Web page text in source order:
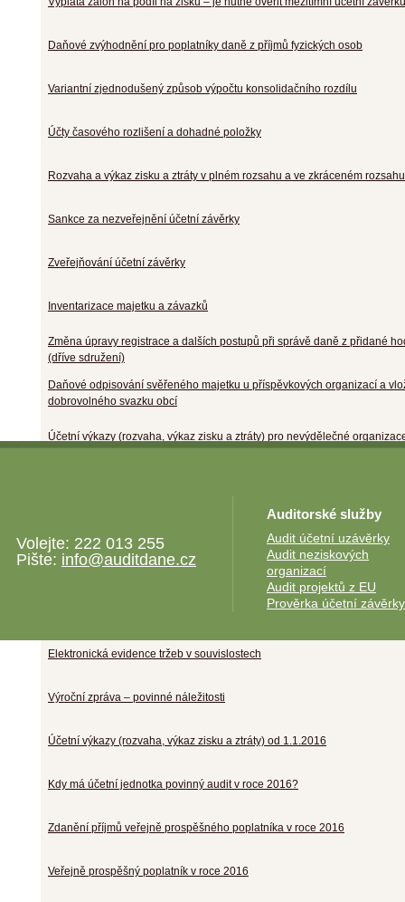
Daňové zvýhodnění pro poplatníky daně z příjmů fyzických osob
Variantní zjednodušený způsob výpočtu konsolidačního rozdílu
Účty časového rozlišení a dohadné položky
Rozvaha a výkaz zisku a ztráty v plném rozsahu a ve zkráceném rozsahu
Sankce za nezveřejnění účetní závěrky
Zveřejňování účetní závěrky
Inventarizace majetku a závazků
Změna úpravy registrace a dalších postupů při správě daně z přidané
(dříve sdružení)
Daňové odpisování svěřeného majetku u příspěvkových organizací a
dobrovolného svazku obcí
Účetní výkazy (rozvaha, výkaz zisku a ztráty) pro nevýdělečné
Opětovné upozornění
Rezerva na nakládání s elektroodpadem ze solárních panelů
Elektronická evidence tržeb v souvislostech
Výroční zpráva – povinné náležitosti
Účetní výkazy (rozvaha, výkaz zisku a ztráty) od 1.1.2016
Kdy má účetní jednotka povinný audit v roce 2016?
Zdanění příjmů veřejně prospěšného poplatníka v roce 2016
Veřejně prospěšný poplatník v roce 2016
Volejte: 222 013 255
Pište: info@auditdane.cz
Auditorské služby
Audit účetní uzávěrky
Audit neziskových
organizací
Audit projektů z EU
Prověrka účetní závěrky